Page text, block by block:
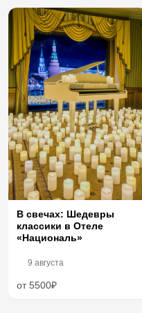
В свечах: Шедевры
классики в Отеле
«Националь»
9 августа
от 5500₽